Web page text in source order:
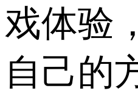
戏体验
自己的